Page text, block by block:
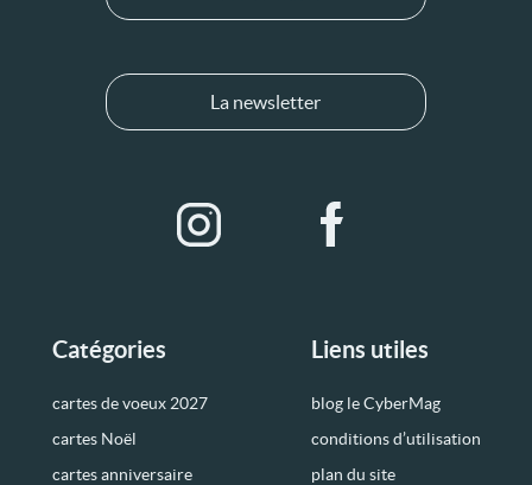
Catégories
cartes de voeux 2027
cartes Noël
cartes anniversaire
Liens utiles
blog le CyberMag
conditions d’utilisation
plan du site
La newsletter